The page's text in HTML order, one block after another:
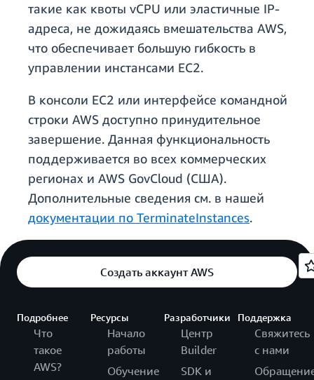
такие как квоты vCPU или эластичные IP-
адреса, не дожидаясь вмешательства AWS,
что обеспечивает большую гибкость в
управлении инстансами EC2.
В консоли EC2 или интерфейсе командной
строки AWS доступно принудительное
завершение. Данная функциональность
поддерживается во всех коммерческих
регионах и AWS GovCloud (США).
Дополнительные сведения см. в нашей
документации по TerminateInstances.
Создать аккаунт AWS
Подробнее
Что
такое
AWS?
Ресурсы
Начало
работы
Обучение
Разработчики
Центр
Builder
SDK и
Поддержка
Свяжитесь
с нами